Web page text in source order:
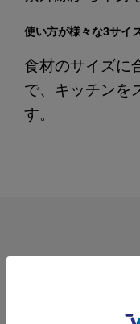
使い方が様々な3サイ
食材のサイズに
で、キッチンを
す。
レビュ